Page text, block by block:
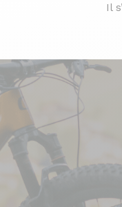
Il